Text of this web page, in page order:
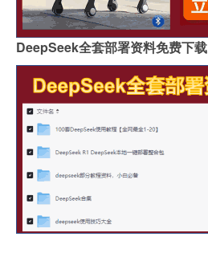
DeepSeek全套部署资料免费下载